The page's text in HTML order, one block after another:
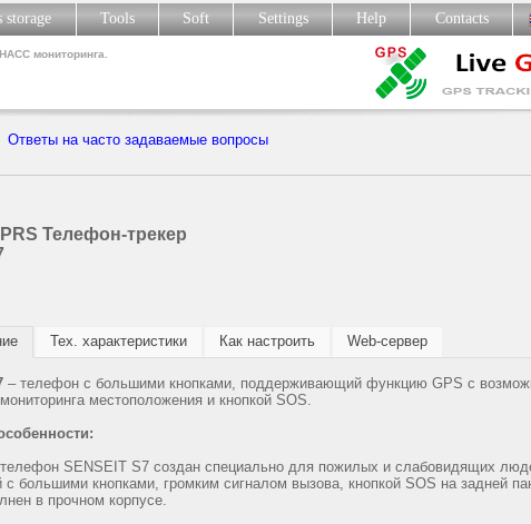
мониторинга.
storage Tools Soft Settings Help Contacts
Ответы на часто задаваемые вопросы
Телефон-трекер
Тех. характеристики Как настроить Web-сервер
– телефон с большими кнопками, поддерживающий функцию GPS с
местоположения и кнопкой SOS.
SENSEIT S7 создан специально для пожилых и слабовидящих
с большими кнопками, громким сигналом вызова, кнопкой SOS на задней
в прочном корпусе.